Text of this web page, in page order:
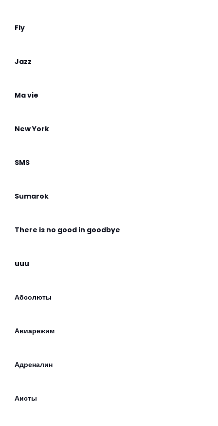
Fly
Jazz
Ma vie
New York
SMS
Sumarok
There is no good in goodbye
uuu
Абсолюты
Авиарежим
Адреналин
Аисты